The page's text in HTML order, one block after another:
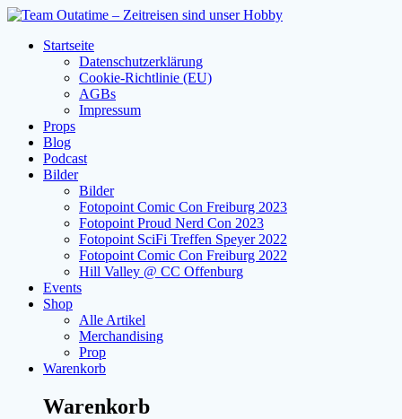
Zum
springenStartseite
Datenschutzerklärung
Cookie-Richtlinie (EU)
AGBs
Impressum
Props
Blog
Podcast
Bilder
Bilder
Fotopoint Comic Con Freiburg 2023
Fotopoint Proud Nerd Con 2023
Fotopoint SciFi Treffen Speyer 2022
Fotopoint Comic Con Freiburg 2022
Hill Valley @ CC Offenburg
Events
Shop
Alle Artikel
Merchandising
Prop
Warenkorb
Warenkorb